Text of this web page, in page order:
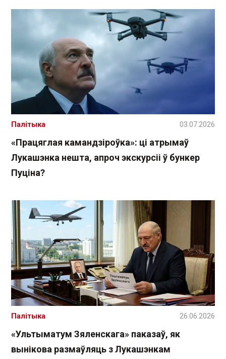
«Працяглая камандзіроўка»: ці атрымаў
Лукашэнка нешта, апроч экскурсіі ў бункер
Пуціна?
Палітыка 03.07.2026
«Ультыматум Зяленскага» паказаў, як
вынікова размаўляць з Лукашэнкам
Палітыка 26.06.2026